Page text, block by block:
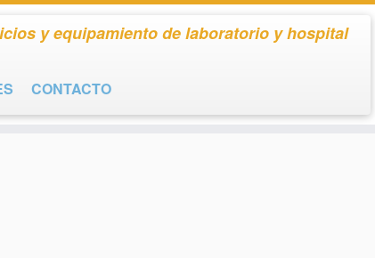
y equipamiento de laboratorio y hospital
CONTACTO